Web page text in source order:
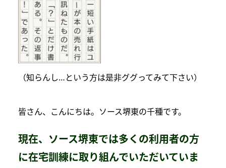
（知らんし…という方は是非ググってみて下さい）
皆さん、こんにちは。 ソース堺東の千種です。
現在、ソース堺東では多くの利用者の方
に在宅訓練に取り組んでいただいていま